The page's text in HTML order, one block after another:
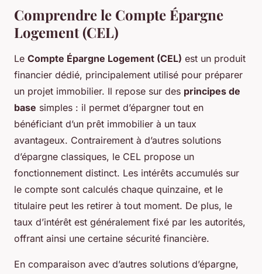
Comprendre le Compte Épargne
Logement (CEL)
Le Compte Épargne Logement (CEL) est un produit
financier dédié, principalement utilisé pour préparer
un projet immobilier. Il repose sur des principes de
base simples : il permet d’épargner tout en
bénéficiant d’un prêt immobilier à un taux
avantageux. Contrairement à d’autres solutions
d’épargne classiques, le CEL propose un
fonctionnement distinct. Les intérêts accumulés sur
le compte sont calculés chaque quinzaine, et le
titulaire peut les retirer à tout moment. De plus, le
taux d’intérêt est généralement fixé par les autorités,
offrant ainsi une certaine sécurité financière.
En comparaison avec d’autres solutions d’épargne,